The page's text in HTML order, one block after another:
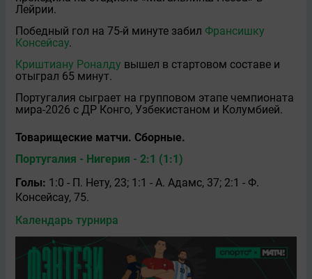
Лейрии.
Победный гол на 75-й минуте забил Франсишку
Консейсау.
Криштиану Роналду вышел в стартовом составе и
отыграл 65 минут.
Португалия сыграет на групповом этапе чемпионата
мира-2026 с ДР Конго, Узбекистаном и Колумбией.
Товарищеские матчи. Сборные.
Португалия - Нигерия - 2:1 (1:1)
Голы: 1:0 - П. Нету, 23; 1:1 - А. Адамс, 37; 2:1 - Ф.
Консейсау, 75.
Календарь турнира